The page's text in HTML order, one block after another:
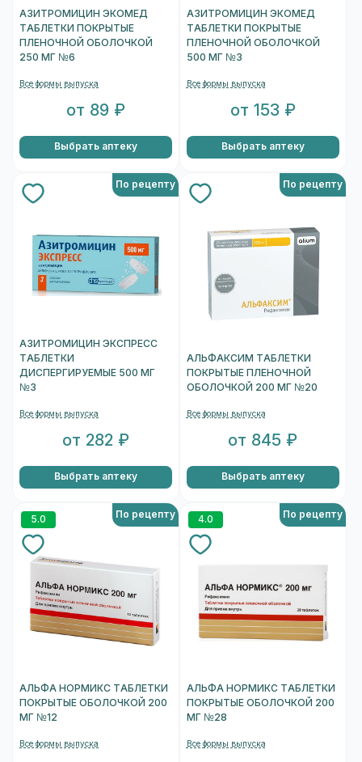
АЗИТРОМИЦИН ЭКОМЕД
ТАБЛЕТКИ ПОКРЫТЫЕ
ПЛЕНОЧНОЙ ОБОЛОЧКОЙ
250 МГ №6
Все формы выпуска
от 89 ₽
Выбрать аптеку
АЗИТРОМИЦИН ЭКОМЕД
ТАБЛЕТКИ ПОКРЫТЫЕ
ПЛЕНОЧНОЙ ОБОЛОЧКОЙ
500 МГ №3
Все формы выпуска
от 153 ₽
Выбрать аптеку
По рецепту
АЗИТРОМИЦИН ЭКСПРЕСС
ТАБЛЕТКИ
ДИСПЕРГИРУЕМЫЕ 500 МГ
№3
Все формы выпуска
от 282 ₽
Выбрать аптеку
По рецепту
АЛЬФАКСИМ ТАБЛЕТКИ
ПОКРЫТЫЕ ПЛЕНОЧНОЙ
ОБОЛОЧКОЙ 200 МГ №20
Все формы выпуска
от 845 ₽
Выбрать аптеку
5.0 По рецепту
АЛЬФА НОРМИКС ТАБЛЕТКИ
ПОКРЫТЫЕ ОБОЛОЧКОЙ 200
МГ №12
Все формы выпуска
4.0 По рецепту
АЛЬФА НОРМИКС ТАБЛЕТКИ
ПОКРЫТЫЕ ОБОЛОЧКОЙ 200
МГ №28
Все формы выпуска